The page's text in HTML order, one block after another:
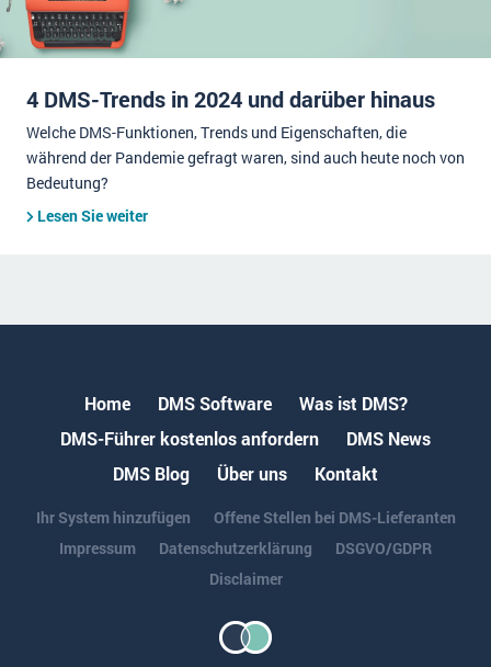
4 DMS-Trends in 2024 und darüber hinaus
Welche DMS-Funktionen, Trends und Eigenschaften, die
während der Pandemie gefragt waren, sind auch heute noch von
Bedeutung?
Lesen Sie weiter
Home DMS Software
Was ist DMS?
DMS-Führer kostenlos anfordern
DMS News
DMS Blog
Über uns Kontakt
Ihr System hinzufügen
Offene Stellen bei DMS-Lieferanten
Impressum
Datenschutzerklärung
DSGVO/GDPR
Disclaimer